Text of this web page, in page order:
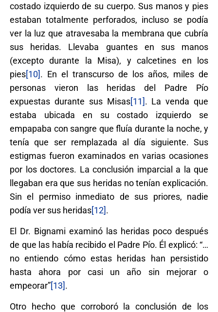
costado izquierdo de su cuerpo. Sus manos y pies
estaban totalmente perforados, incluso se podía
ver la luz que atravesaba la membrana que cubría
sus heridas. Llevaba guantes en sus manos
(excepto durante la Misa), y calcetines en los
pies[10]. En el transcurso de los años, miles de
personas vieron las heridas del Padre Pío
expuestas durante sus Misas[11]. La venda que
estaba ubicada en su costado izquierdo se
empapaba con sangre que fluía durante la noche, y
tenía que ser remplazada al día siguiente. Sus
estigmas fueron examinados en varias ocasiones
por los doctores. La conclusión imparcial a la que
llegaban era que sus heridas no tenían explicación.
Sin el permiso inmediato de sus priores, nadie
podía ver sus heridas[12].
El Dr. Bignami examinó las heridas poco después
de que las había recibido el Padre Pío. Él explicó: “…
no entiendo cómo estas heridas han persistido
hasta ahora por casi un año sin mejorar o
empeorar”[13].
Otro hecho que corroboró la conclusión de los